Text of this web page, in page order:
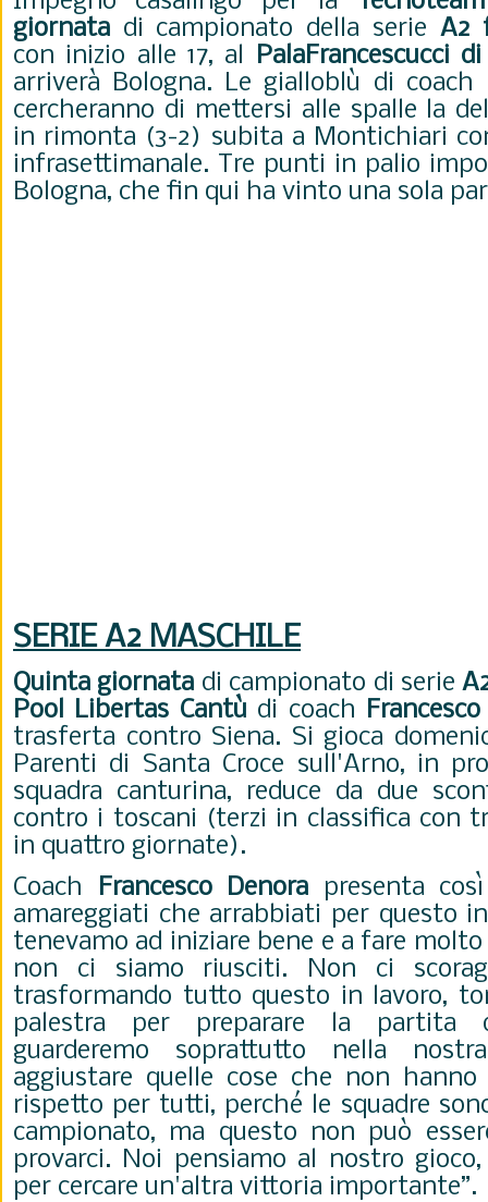
giornata di campionato della serie A2
con inizio alle 17, al PalaFrancescucci
arriverà Bologna. Le gialloblù di coach
cercheranno di mettersi alle spalle la
in rimonta (3-2) subita a Montichiari
infrasettimanale. Tre punti in palio
Bologna, che fin qui ha vinto una sola
SERIE A2 MASCHILE
Quinta giornata di campionato di serie
Pool Libertas Cantù di coach Francesco
trasferta contro Siena. Si gioca
Parenti di Santa Croce sull'Arno, in
squadra canturina, reduce da due
contro i toscani (terzi in classifica con
in quattro giornate).
Coach Francesco Denora presenta
amareggiati che arrabbiati per questo
tenevamo ad iniziare bene e a fare
non ci siamo riusciti. Non ci
trasformando tutto questo in lavoro,
palestra per preparare la partita
guarderemo soprattutto nella
aggiustare quelle cose che non
rispetto per tutti, perché le squadre
campionato, ma questo non può
provarci. Noi pensiamo al nostro
per cercare un'altra vittoria importante”.